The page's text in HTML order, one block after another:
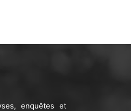
enquêtes et